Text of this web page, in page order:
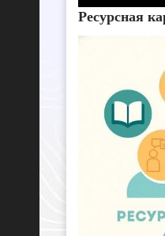
Ресурсная